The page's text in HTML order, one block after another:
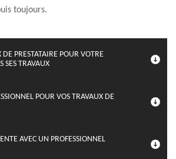
toujours.
PRESTATAIRE POUR VOTRE
SES TRAVAUX
POUR VOS TRAVAUX DE
AVEC UN PROFESSIONNEL